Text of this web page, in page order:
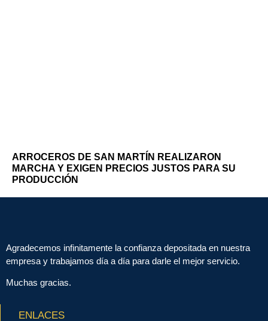
ARROCEROS DE SAN MARTÍN REALIZARON
MARCHA Y EXIGEN PRECIOS JUSTOS PARA SU
PRODUCCIÓN
Agradecemos infinitamente la confianza depositada en nuestra
empresa y trabajamos día a día para darle el mejor servicio.
Muchas gracias.
ENLACES